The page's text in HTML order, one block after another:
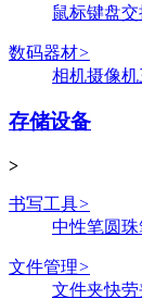
鼠标键盘交
数码器材>
相机摄像机
存储设备
>
书写工具>
中性笔圆
文件管理>
文件夹快劳